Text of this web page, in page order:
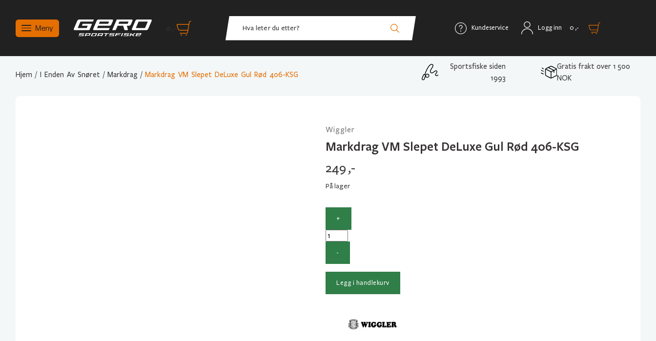
Meny Kundeservice Logg inn 0 ,-
Hjem / I Enden Av Snøret / Markdrag / Markdrag VM Slepet DeLuxe Gul Rød 406-KSG
Sportsfiske siden
1993
Gratis frakt over 1 500
NOK
Wiggler
Markdrag VM Slepet DeLuxe Gul Rød 406-KSG
249,-
På lager
+
Markdrag
DeLuxe
Rød
-
Legg i handlekurv